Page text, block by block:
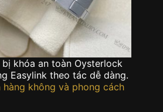
khóa an toàn Oysterlock
Easylink theo tác dễ dàng.
không và phong cách